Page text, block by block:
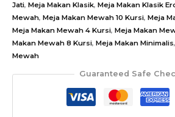
Jati, Meja Makan Klasik, Meja Makan Klasik
Mewah, Meja Makan Mewah 10 Kursi, Meja
Meja Makan Mewah 4 Kursi, Meja Makan
Makan Mewah 8 Kursi, Meja Makan Minimalis,
Mewah
Guaranteed Safe